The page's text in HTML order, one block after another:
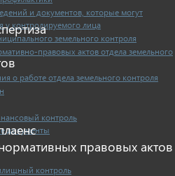
и документов, которые могут
у контролируемого лица
земельного контроля
правовых актов отдела земельного
о работе отдела земельного контроля
контроль
документы
контроль
правовых актов